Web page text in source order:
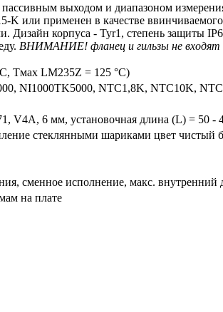
выходом и диапазоном
или применен в качестве
Дизайн корпуса - Tyr1, степень защиты
ВНИМАНИЕ! фланец и гильзы не входят
Tмax LM235Z = 125 °C)
NI1000TK5000, NTC1,8K, NTC10K,
V4A, 6 мм, установочная длина (L) = 50 -
стеклянными шариками цвет
сменное исполнение, макс.
на плате